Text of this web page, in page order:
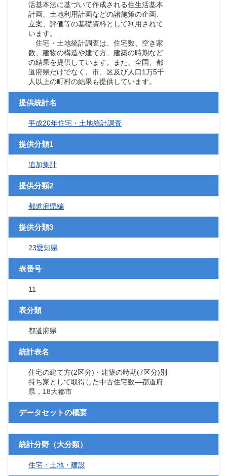
活基本法に基づいて作成される住生活基本
計画、土地利用計画などの諸施策の企画、
立案、評価等の基礎資料として利用されて
います。
住宅・土地統計調査は、住宅数、空き家
数、建物の構造や建て方、建築の時期など
の結果を提供しています。また、全国、都
道府県だけでなく、市、区及び人口1万5千
人以上の町村の結果も提供しています。
提供統計名
平成20年住宅・土地統計調査
提供分類1
追加集計
提供分類2
都道府県編
提供分類3
23愛知県
表番号
11
表分類
都道府県
統計表名
住宅の建て方(2区分)・建築の時期(7区分)別
持ち家として取得した中古住宅数―都道府
県，18大都市
データセットの概要
統計分野（大分類）
住宅・土地・建設